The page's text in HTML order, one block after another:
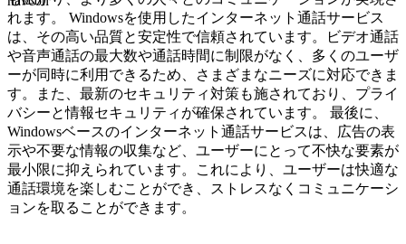
れます。 Windowsを使用したインターネット通話サービス
は、その高い品質と安定性で信頼されています。ビデオ通話
や音声通話の最大数や通話時間に制限がなく、多くのユーザ
ーが同時に利用できるため、さまざまなニーズに対応できま
す。また、最新のセキュリティ対策も施されており、プライ
バシーと情報セキュリティが確保されています。 最後に、
Windowsベースのインターネット通話サービスは、広告の表
示や不要な情報の収集など、ユーザーにとって不快な要素が
最小限に抑えられています。これにより、ユーザーは快適な
通話環境を楽しむことができ、ストレスなくコミュニケーシ
ョンを取ることができます。